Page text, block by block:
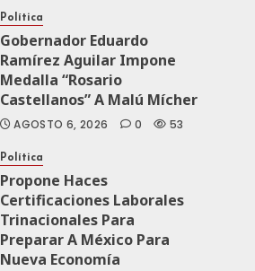
Política
Gobernador Eduardo
Ramírez Aguilar Impone
Medalla “Rosario
Castellanos” A Malú Mícher
AGOSTO 6, 2026 0 53
Política
Propone Haces
Certificaciones Laborales
Trinacionales Para
Preparar A México Para
Nueva Economía